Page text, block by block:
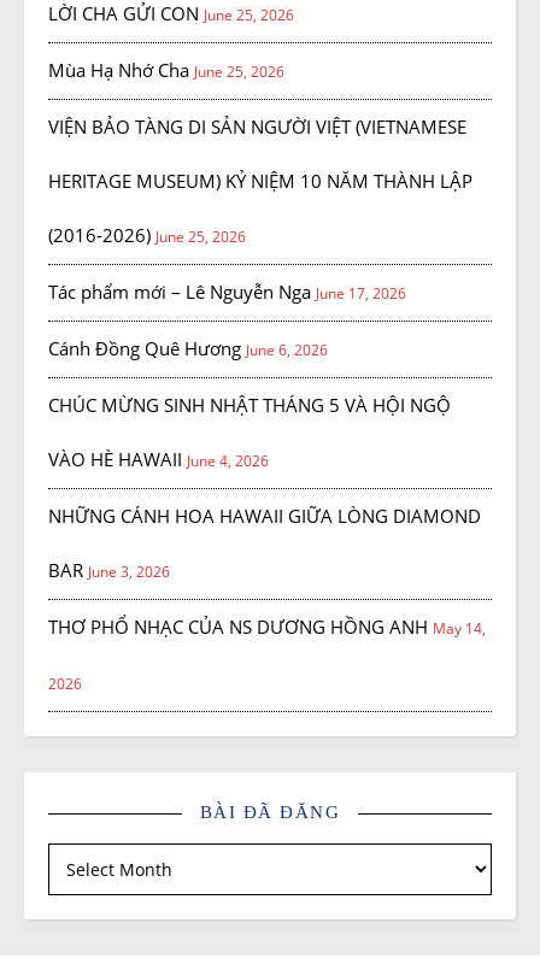
LỜI CHA GỬI CON June 25, 2026
Mùa Hạ Nhớ Cha June 25, 2026
VIỆN BẢO TÀNG DI SẢN NGƯỜI VIỆT (VIETNAMESE
HERITAGE MUSEUM) KỶ NIỆM 10 NĂM THÀNH LẬP
(2016-2026) June 25, 2026
Tác phẩm mới – Lê Nguyễn Nga June 17, 2026
Cánh Đồng Quê Hương June 6, 2026
CHÚC MỪNG SINH NHẬT THÁNG 5 VÀ HỘI NGỘ
VÀO HÈ HAWAII June 4, 2026
NHỮNG CÁNH HOA HAWAII GIỮA LÒNG DIAMOND
BAR June 3, 2026
THƠ PHỔ NHẠC CỦA NS DƯƠNG HỒNG ANH May 14,
2026
BÀI ĐÃ ĐĂNG
Bài đã đăng